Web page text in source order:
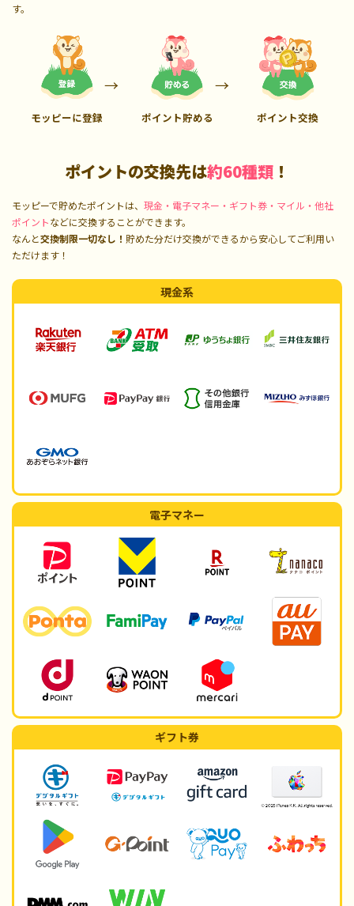
す。
モッピーに登録 ポイント貯める ポイント交換
ポイントの交換先は約60種類 ！
モッピーで貯めたポイントは、 現金・電子マネー・ギフト券・マイル・他社
ポイントなどに交換することができます。
なんと交換制限一切なし！ 貯めた分だけ交換ができるから安心してご利用い
ただけます！
現金系
電子マネー
ギフト券